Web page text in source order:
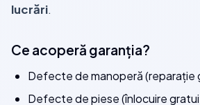
lucrări.
Ce acoperă garanția?
Defecte de manoperă (reparație
Defecte de piese (înlocuire